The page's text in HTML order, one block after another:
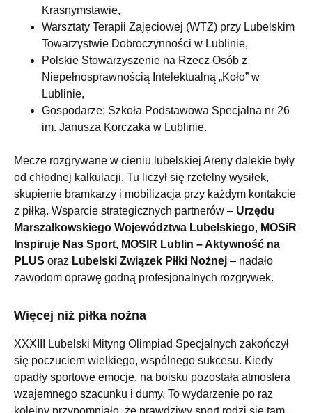
Krasnymstawie,
Warsztaty Terapii Zajęciowej (WTZ) przy Lubelskim
Towarzystwie Dobroczynności w Lublinie,
Polskie Stowarzyszenie na Rzecz Osób z
Niepełnosprawnością Intelektualną „Koło” w
Lublinie,
Gospodarze: Szkoła Podstawowa Specjalna nr 26
im. Janusza Korczaka w Lublinie.
Mecze rozgrywane w cieniu lubelskiej Areny dalekie były
od chłodnej kalkulacji. Tu liczył się rzetelny wysiłek,
skupienie bramkarzy i mobilizacja przy każdym kontakcie
z piłką. Wsparcie strategicznych partnerów – Urzędu
Marszałkowskiego Województwa Lubelskiego, MOSiR
Inspiruje Nas Sport, MOSIR Lublin – Aktywność na
PLUS oraz Lubelski Związek Piłki Nożnej – nadało
zawodom oprawę godną profesjonalnych rozgrywek.
Więcej niż piłka nożna
XXXIII Lubelski Mityng Olimpiad Specjalnych zakończył
się poczuciem wielkiego, wspólnego sukcesu. Kiedy
opadły sportowe emocje, na boisku pozostała atmosfera
wzajemnego szacunku i dumy. To wydarzenie po raz
kolejny przypomniało, że prawdziwy sport rodzi się tam,